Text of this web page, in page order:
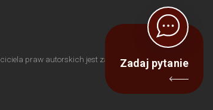
praw autorskich jest zabronione.Zadaj pytanie